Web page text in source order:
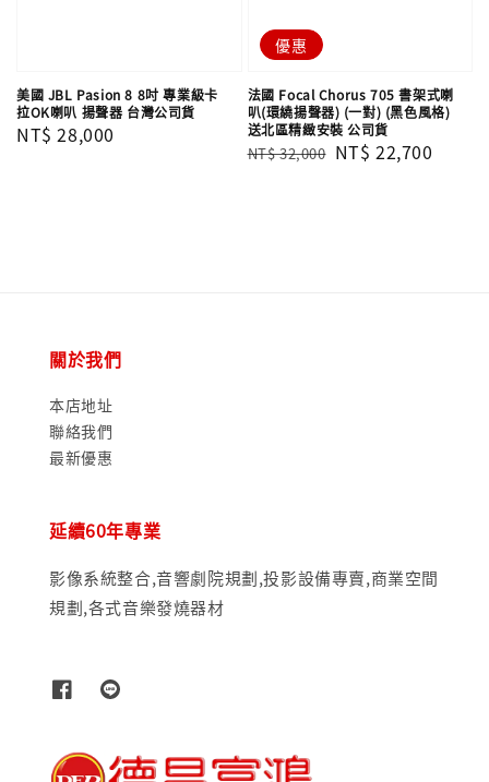
美國 JBL Pasion 8 8吋 專業級卡
拉OK喇叭 揚聲器 台灣公司貨
Regular
NT$ 28,000
優惠
法國 Focal Chorus 705 書架式喇
叭(環繞揚聲器) (一對) (黑色風格)
送北區精緻安裝 公司貨
Regular
NT$ 32,000 Sale
NT$ 22,700
關於我們
本店地址
聯絡我們
最新優惠
延續60年專業
影像系統整合,音響劇院規劃,投影設備專賣,商業空間
規劃,各式音樂發燒器材